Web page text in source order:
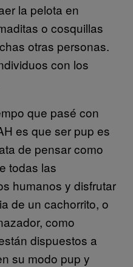
la pelota en
o cosquillas
otras personas.
con los
que pasé con
es que ser pup es
de pensar como
todas las
humanos y disfrutar
de un cachorrito, o
como
dispuestos a
su modo pup y